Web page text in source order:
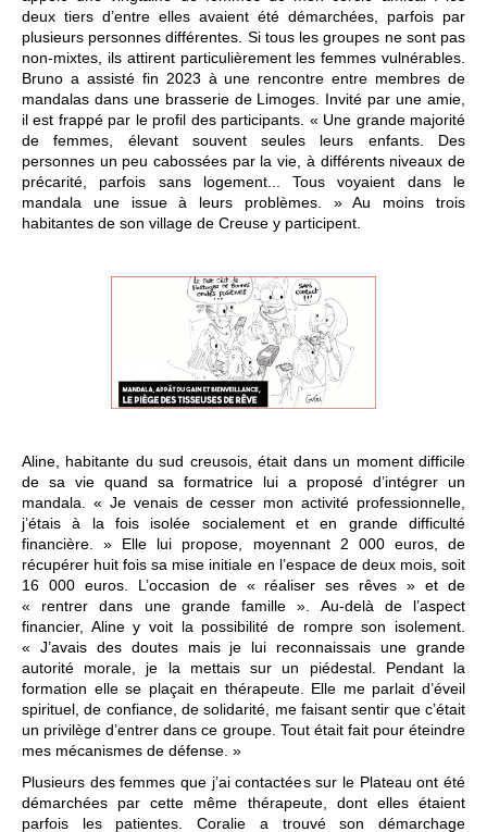
deux tiers d’entre elles avaient été démarchées, parfois par
plusieurs personnes différentes. Si tous les groupes ne sont pas
non-mixtes, ils attirent particulièrement les femmes vulnérables.
Bruno a assisté fin 2023 à une rencontre entre membres de
mandalas dans une brasserie de Limoges. Invité par une amie,
il est frappé par le profil des participants. « Une grande majorité
de femmes, élevant souvent seules leurs enfants. Des
personnes un peu cabossées par la vie, à différents niveaux de
précarité, parfois sans logement... Tous voyaient dans le
mandala une issue à leurs problèmes. » Au moins trois
habitantes de son village de Creuse y participent.
Aline, habitante du sud creusois, était dans un moment difficile
de sa vie quand sa formatrice lui a proposé d’intégrer un
mandala. « Je venais de cesser mon activité professionnelle,
j’étais à la fois isolée socialement et en grande difficulté
financière. » Elle lui propose, moyennant 2 000 euros, de
récupérer huit fois sa mise initiale en l’espace de deux mois, soit
16 000 euros. L’occasion de « réaliser ses rêves » et de
« rentrer dans une grande famille ». Au-delà de l’aspect
financier, Aline y voit la possibilité de rompre son isolement.
« J’avais des doutes mais je lui reconnaissais une grande
autorité morale, je la mettais sur un piédestal. Pendant la
formation elle se plaçait en thérapeute. Elle me parlait d’éveil
spirituel, de confiance, de solidarité, me faisant sentir que c’était
un privilège d’entrer dans ce groupe. Tout était fait pour éteindre
mes mécanismes de défense. »
Plusieurs des femmes que j’ai contactées sur le Plateau ont été
démarchées par cette même thérapeute, dont elles étaient
parfois les patientes. Coralie a trouvé son démarchage